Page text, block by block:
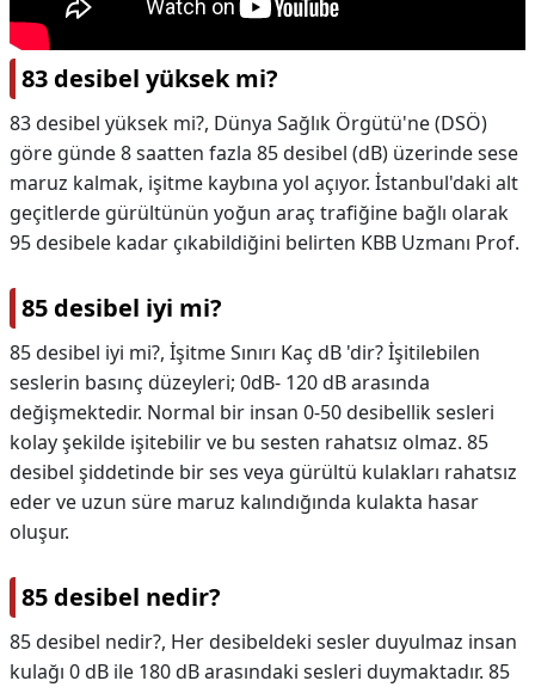
83 desibel yüksek mi?
83 desibel yüksek mi?, Dünya Sağlık Örgütü'ne (DSÖ)
göre günde 8 saatten fazla 85 desibel (dB) üzerinde sese
maruz kalmak, işitme kaybına yol açıyor. İstanbul'daki alt
geçitlerde gürültünün yoğun araç trafiğine bağlı olarak
95 desibele kadar çıkabildiğini belirten KBB Uzmanı Prof.
85 desibel iyi mi?
85 desibel iyi mi?, İşitme Sınırı Kaç dB 'dir? İşitilebilen
seslerin basınç düzeyleri; 0dB- 120 dB arasında
değişmektedir. Normal bir insan 0-50 desibellik sesleri
kolay şekilde işitebilir ve bu sesten rahatsız olmaz. 85
desibel şiddetinde bir ses veya gürültü kulakları rahatsız
eder ve uzun süre maruz kalındığında kulakta hasar
oluşur.
85 desibel nedir?
85 desibel nedir?, Her desibeldeki sesler duyulmaz insan
kulağı 0 dB ile 180 dB arasındaki sesleri duymaktadır. 85